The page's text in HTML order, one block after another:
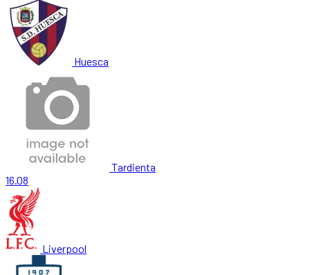
Huesca
Tardienta
16.08
Liverpool